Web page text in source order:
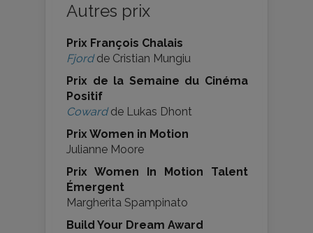
Autres prix
Prix François Chalais
Fjordde Cristian Mungiu
Prix de la Semaine du Cinéma
Positif
Cowardde Lukas Dhont
Prix Women in Motion
Julianne Moore
Prix Women In Motion Talent
Émergent
Margherita Spampinato
Build Your Dream Award